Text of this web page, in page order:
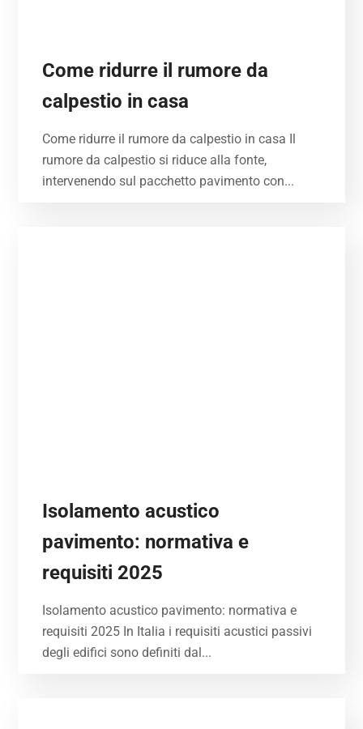
Come ridurre il rumore da
calpestio in casa
Come ridurre il rumore da calpestio in casa Il
rumore da calpestio si riduce alla fonte,
intervenendo sul pacchetto pavimento con...
Isolamento acustico
pavimento: normativa e
requisiti 2025
Isolamento acustico pavimento: normativa e
requisiti 2025 In Italia i requisiti acustici passivi
degli edifici sono definiti dal...